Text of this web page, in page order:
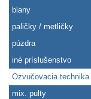
blany
paličky / metličky
púzdra
iné príslušenstvo
Ozvučovacia technika
mix. pulty